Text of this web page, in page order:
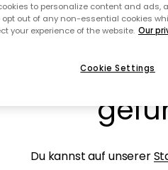
die
Du kannst auf unserer
to personalize content and ads,
opt out of any non-essential cookies
your experience of the website. Our
Cookie Settings